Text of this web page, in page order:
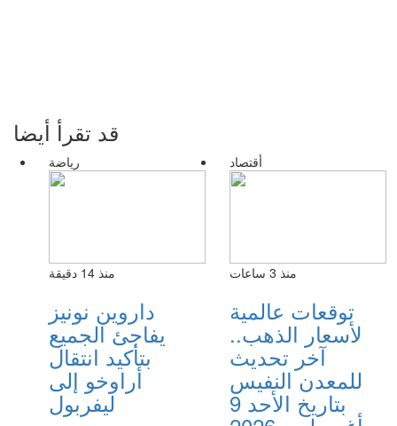
قد تقرأ أيضا
رياضة
منذ 14 دقيقة
داروين نونيز
يفاجئ الجميع
بتأكيد انتقال
أراوخو إلى
ليفربول
أقتصاد
منذ 3 ساعات
توقعات عالمية
لأسعار الذهب..
آخر تحديث
للمعدن النفيس
بتاريخ الأحد 9